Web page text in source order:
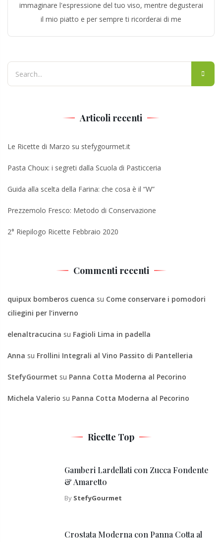
immaginare l'espressione del tuo viso, mentre degusterai
il mio piatto e per sempre ti ricorderai di me
Articoli recenti
Le Ricette di Marzo su stefygourmet.it
Pasta Choux: i segreti dalla Scuola di Pasticceria
Guida alla scelta della Farina: che cosa è il “W”
Prezzemolo Fresco: Metodo di Conservazione
2° Riepilogo Ricette Febbraio 2020
Commenti recenti
quipux bomberos cuenca su Come conservare i pomodori
ciliegini per l’inverno
elenaltracucina su Fagioli Lima in padella
Anna su Frollini Integrali al Vino Passito di Pantelleria
StefyGourmet su Panna Cotta Moderna al Pecorino
Michela Valerio su Panna Cotta Moderna al Pecorino
Ricette Top
Gamberi Lardellati con Zucca Fondente
& Amaretto
By StefyGourmet
Crostata Moderna con Panna Cotta al